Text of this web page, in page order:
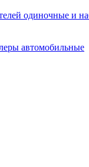
одиночные и
автомобильные